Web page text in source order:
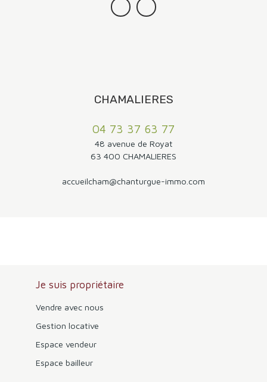
CHAMALIERES
04 73 37 63 77
48 avenue de Royat
63 400 CHAMALIERES
accueilcham@chanturgue-immo.com
Je suis propriétaire
Vendre avec nous
Gestion locative
Espace vendeur
Espace bailleur